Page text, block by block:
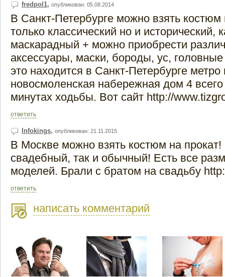
fredpol1, опубликован: 05.08.2014
В Санкт-Петербурге можно взять костюм
только классический но и исторический,
маскарадный + можно приобрести
аксессуары, маски, бороды, ус,
это находится в Санкт-Петербурге
новосмоленская набережная дом 4 всего
минутах ходьбы. Вот сайт http://
ответить
Infokings, опубликован: 21.11.2015
В Москве можно взять костюм на прокат!
свадебный, так и обычный! Есть все
моделей. Брали с братом на свадьбу
ответить
написать комментарий